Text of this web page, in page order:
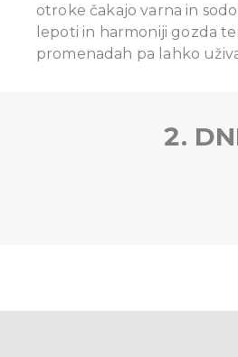
otroke čakajo varna in
lepoti in harmoniji gozda
promenadah pa lahko
2.